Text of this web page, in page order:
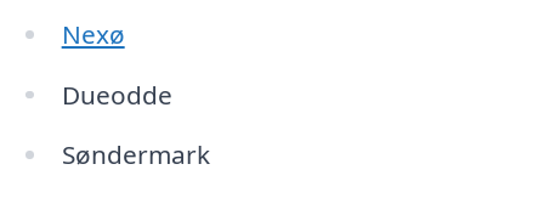
Nexø
Dueodde
Søndermark